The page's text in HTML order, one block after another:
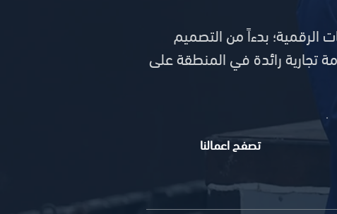
الرقمية؛ بدءاً من التصميم
إلى التركيب بأيدي فريقنا داخلياً. حزنا على ثقة أكثر من 2000 علامة تجارية رائدة في المنطقة على
تصفح اعمالنا